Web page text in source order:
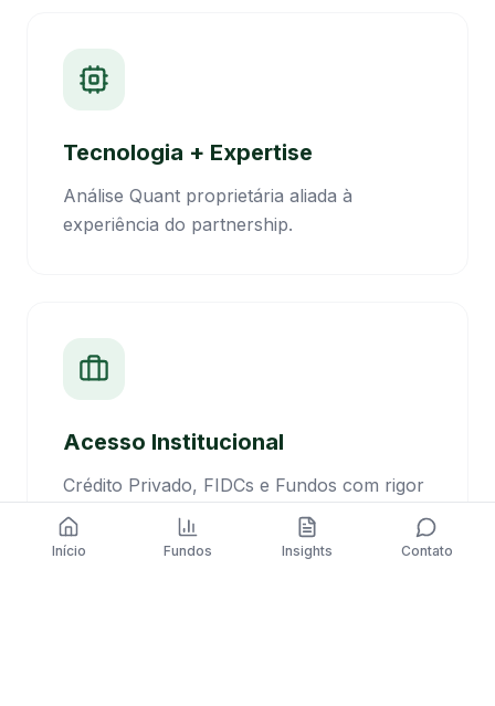
Tecnologia + Expertise
Análise Quant proprietária aliada à
experiência do partnership.
Acesso Institucional
Crédito Privado, FIDCs e Fundos com rigor
de risco.
Início Fundos Insights Contato